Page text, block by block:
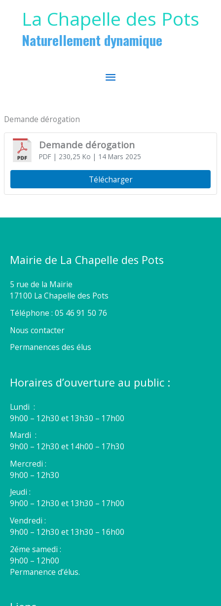
La Chapelle des Pots
Naturellement dynamique
MENU
Demande dérogation
Demande dérogation
PDF| 230,25 Ko | 14 Mars 2025
Télécharger
Mairie de La Chapelle des Pots
5 rue de la Mairie
17100 La Chapelle des Pots
Téléphone : 05 46 91 50 76
Nous contacter
Permanences des élus
Horaires d’ouverture au public :
Lundi :
9h00 – 12h30 et 13h30 – 17h00
Mardi :
9h00 – 12h30 et 14h00 – 17h30
Mercredi :
9h00 – 12h30
Jeudi :
9h00 – 12h30 et 13h30 – 17h00
Vendredi :
9h00 – 12h30 et 13h30 – 16h00
2éme samedi :
9h00 – 12h00
Permanence d’élus.